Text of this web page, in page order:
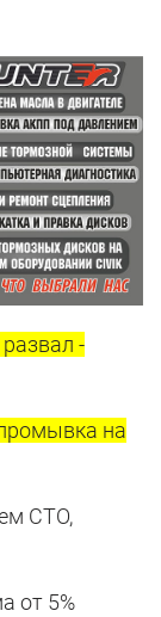
-
на
СТО,
от 5%